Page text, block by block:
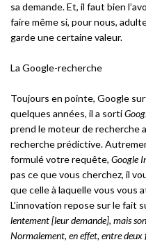
sa demande. Et, il faut bien
faire même si, pour nous,
garde une certaine valeur.
La Google-recherche
Toujours en pointe, Google
quelques années, il a sorti
prend le moteur de recherche
recherche prédictive.
formulé votre requête, Google
pas ce que vous cherchez, il
que celle à laquelle vous vous
L’innovation repose sur le fait
lentement [leur demande], mais
Normalement, en effet, entre